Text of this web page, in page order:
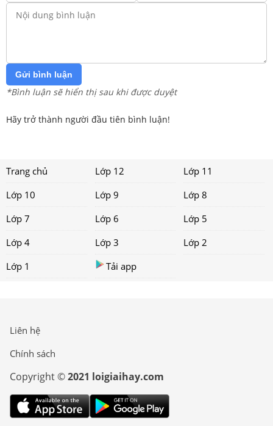
Gửi bình luận
*Bình luận sẽ hiển thị sau khi được duyệt
Hãy trở thành người đầu tiên bình luận!
Trang chủ Lớp 12
Lớp 11
Lớp 10
Lớp 9
Lớp 8
Lớp 7
Lớp 6
Lớp 5
Lớp 4
Lớp 3
Lớp 2
Lớp 1
Tải app
Liên hệ
Chính sách
Copyright ©2021 loigiaihay.com